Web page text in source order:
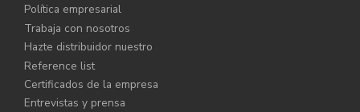
Política empresarial
Trabaja con nosotros
Hazte distribuidor nuestro
Reference list
Certificados de la empresa
Entrevistas y prensa